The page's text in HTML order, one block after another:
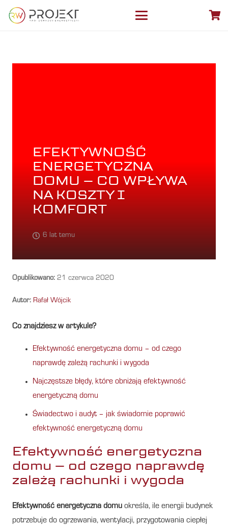
EFEKTYWNOŚĆ
ENERGETYCZNA
DOMU – CO WPŁYWA
NA KOSZTY I
KOMFORT
6 lat temu
Opublikowano: 21 czerwca 2020
Autor: Rafał Wójcik
Co znajdziesz w artykule?
Efektywność energetyczna domu – od czego
naprawdę zależą rachunki i wygoda
Najczęstsze błędy, które obniżają efektywność
energetyczną domu
Świadectwo i audyt – jak świadomie poprawić
efektywność energetyczną domu
Efektywność energetyczna
domu – od czego naprawdę
zależą rachunki i wygoda
Efektywność energetyczna domu określa, ile energii budynek
potrzebuje do ogrzewania, wentylacji, przygotowania ciepłej